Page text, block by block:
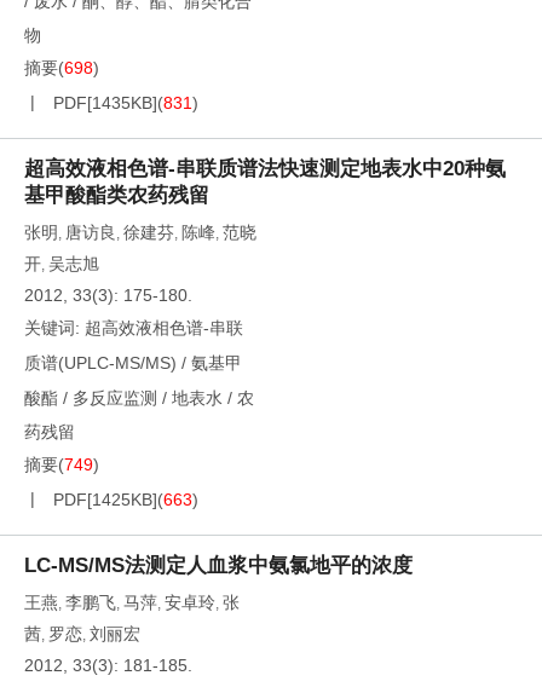
物
摘要(698)
PDF[1435KB](831)
超高效液相色谱-串联质谱法快速测定地表水中20种氨
基甲酸酯类农药残留
张明 , 唐访良 , 徐建芬, 陈峰, 范晓
开, 吴志旭
2012, 33(3): 175-180.
关键词: 超高效液相色谱-串联
质谱(UPLC-MS/MS) / 氨基甲
酸酯 / 多反应监测 / 地表水 / 农
药残留
摘要(749)
PDF[1425KB](663)
LC-MS/MS法测定人血浆中氨氯地平的浓度
王燕, 李鹏飞, 马萍, 安卓玲, 张
茜, 罗恋, 刘丽宏
2012, 33(3): 181-185.